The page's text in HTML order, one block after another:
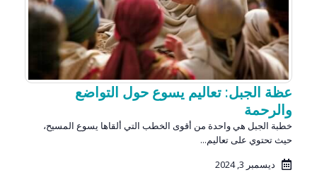
عظة الجبل: تعاليم يسوع حول التواضع
والرحمة
خطبة الجبل هي واحدة من أقوى الخطب التي ألقاها يسوع المسيح،
حيث تحتوي على تعاليم...
ديسمبر 3, 2024